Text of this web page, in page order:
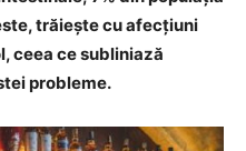
trăiește cu afecțiuni
ceea ce subliniază
probleme.